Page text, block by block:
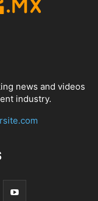
news and videos
industry.